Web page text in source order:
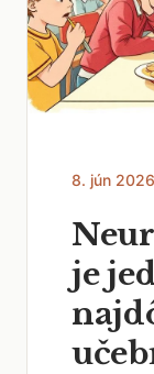
8. jún 2026
je